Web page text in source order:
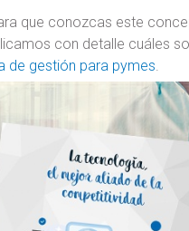
que conozcas este
con detalle cuáles
de gestión para pymes.